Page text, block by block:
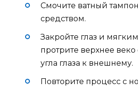
Смочите ватный
средством.
Закройте глаз и
протрите верхнее веко
угла глаза к внешнему.
Повторите процесс с